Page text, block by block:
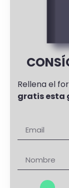
Rellena el
gratis esta